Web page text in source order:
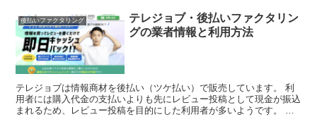
後払いファクタリング
テレジョブ・後払いファクタリン
グの業者情報と利用方法
テレジョブは情報商材を後払い（ツケ払い）で販売しています。 利
用者には購入代金の支払いよりも先にレビュー投稿として現金が振込
まれるため、レビュー投稿を目的にした利用者が多いようです。 こ